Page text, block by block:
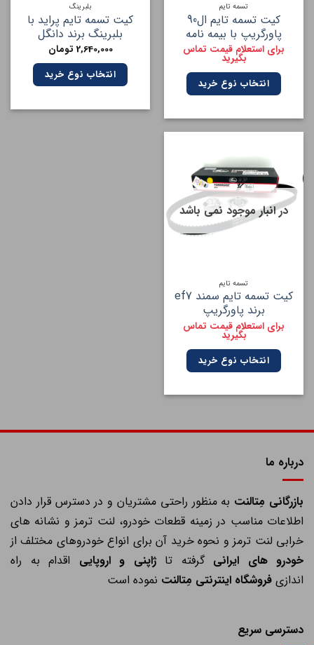
تسمه تایم
کیت تسمه تایم ال90
پاورگریپ با بیمه نامه
برای استعلام قیمت تماس
بگیرید
انتخاب نوع خرید
بلبرینگ
کیت تسمه تایم پراید با
بلبرینگ برند دانگل
2,640,000تومان
انتخاب نوع خرید
در انبار موجود نمی باشد
تسمه تایم
کیت تسمه تایم سمند ef7
برند پاورگریپ
برای استعلام قیمت تماس
بگیرید
انتخاب نوع خرید
درباره ما
بازرگانی مِتالنتبه منظور راحتی مشتریان و در دسترس قرار دادن
اطلاعات مناسب در زمینه قطعات خودرو، لنت ترمز و نشانه های
خرابی لنت ترمز و نحوه خرید آن برای انواع خودروهای مختلف از
خودرو های ایرانیگرفته تاژاپنی و اروپاییاقدام به راه
اندازیفروشگاه اینترنتی مِتالنتنموده است
دسترسی سریع